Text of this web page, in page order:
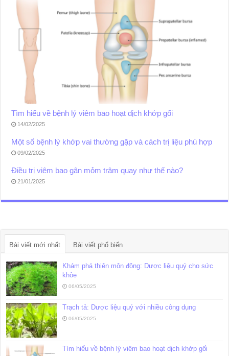
Tìm hiểu về bệnh lý viêm bao hoạt dịch khớp gối
14/02/2025
Một số bệnh lý khớp vai thường gặp và cách trị liệu phù hợp
09/02/2025
Điều trị viêm bao gân mỏm trâm quay như thế nào?
21/01/2025
Bài viết mới nhất Bài viết phổ biến
Khám phá thiên môn đông: Dược liệu quý cho sức
khỏe
06/05/2025
Trạch tả: Dược liệu quý với nhiều công dụng
06/05/2025
Tìm hiểu về bệnh lý viêm bao hoạt dịch khớp gối